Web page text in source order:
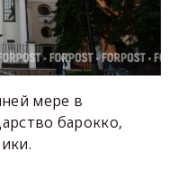
мере в
барокко,